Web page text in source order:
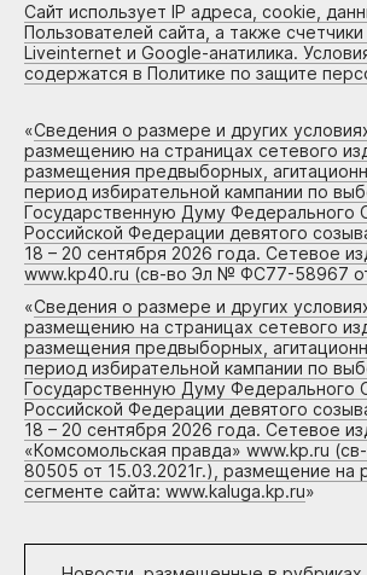
Сайт использует IP адреса, cookie,
Пользователей сайта, а также
Liveinternet и Google-анатилика.
содержатся в Политике по защите
«Сведения о размере и других
размещению на страницах сетевого
размещения предвыборных,
период избирательной кампании по
Государственную Думу Федерального
Российской Федерации девятого
18 – 20 сентября 2026 года. Сетевое
www.kp40.ru (св-во Эл № ФС77-58967 от
«Сведения о размере и других
размещению на страницах сетевого
размещения предвыборных,
период избирательной кампании по
Государственную Думу Федерального
Российской Федерации девятого
18 – 20 сентября 2026 года. Сетевое
«Комсомольская правда» www.kp.ru
80505 от 15.03.2021г.), размещение на
сегменте сайта: www.kaluga.kp.ru»